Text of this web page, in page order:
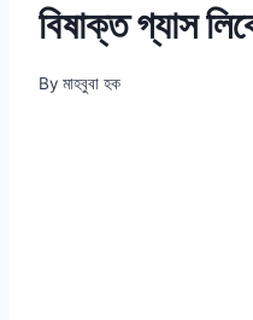
বিষাক্ত গ্যাস
By মাহবুবা হক